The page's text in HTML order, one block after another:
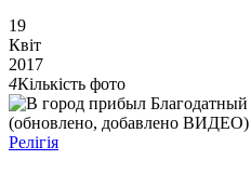
19
Квіт
2017
4Кількість фото
Релігія